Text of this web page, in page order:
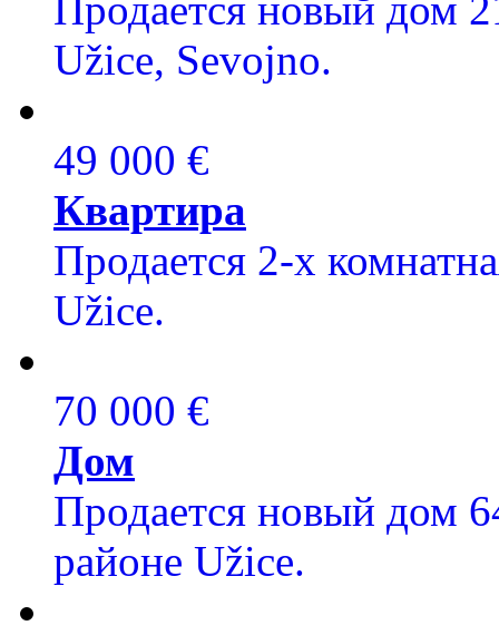
Užice, Sevojno.
49 000 €
Квартира
Продается 2-х
Užice.
70 000 €
Дом
Продается новый дом
районе Užice.